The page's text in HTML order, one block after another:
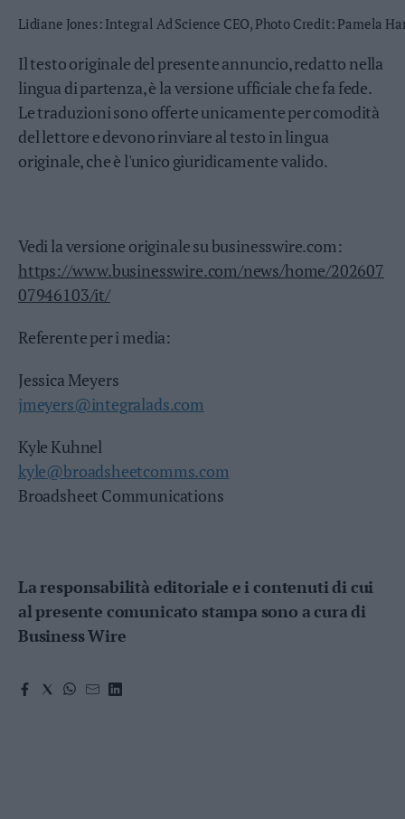
Leggi/Abbonati
Newsletter
Bazar
Casa
Lidiane Jones: Integral Ad Science CEO, Photo Credit: Pamela
Il testo originale del presente annuncio, redatto nella
lingua di partenza, è la versione ufficiale che fa fede.
Le traduzioni sono offerte unicamente per comodità
del lettore e devono rinviare al testo in lingua
originale, che è l'unico giuridicamente valido.
Vedi la versione originale su businesswire.com:
https://www.businesswire.com/news/home/202607
07946103/it/
Referente per i media:
Jessica Meyers
jmeyers@integralads.com
Kyle Kuhnel
kyle@broadsheetcomms.com
Broadsheet Communications
La responsabilità editoriale e i contenuti di cui
al presente comunicato stampa sono a cura di
Business Wire